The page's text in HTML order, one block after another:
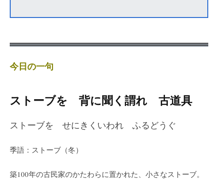
今日の一句
ストーブを 背に聞く謂れ 古道具
ストーブを せにきくいわれ ふるどうぐ
季語：ストーブ（冬）
築100年の古民家のかたわらに置かれた、小さなストーブ。